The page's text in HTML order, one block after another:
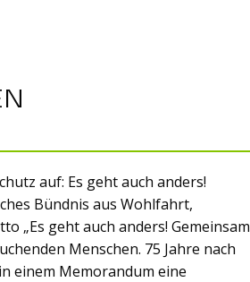
auf: Es geht auch anders!
Bündnis aus Wohlfahrt,
„Es geht auch anders! Gemeinsam
Menschen. 75 Jahre nach
einem Memorandum eine